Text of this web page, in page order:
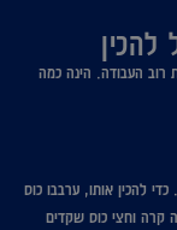
רוב העבודה. הינה כמה
להכין אותו, ערבבו כוס
רבע כוס סוכר חום, 80 גרם חמאה קרה וחצי כוס שקדים